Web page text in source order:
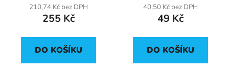
210,74 Kč bez DPH
255 Kč
DO KOŠÍKU
40,50 Kč bez DPH
49 Kč
DO KOŠÍKU